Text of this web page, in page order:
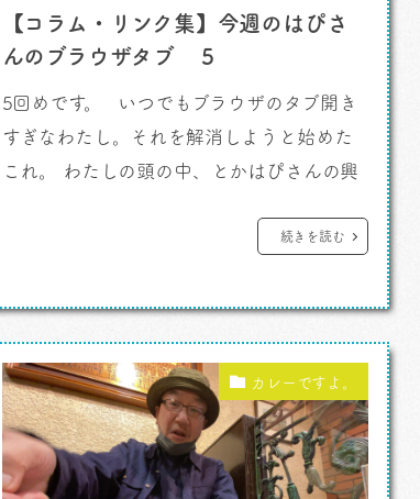
【コラム・リンク集】今週のはぴさ
んのブラウザタブ ５
5回めです。 いつでもブラウザのタブ開き
すぎなわたし。それを解消しようと始めた
これ。 わたしの頭の中、とかはぴさんの興
見えるかもと始めました。 モニターの中で
これによって浮かばれないタブたちが成仏
できて自分の頭の中を俯瞰したりできると
いう一石二鳥。 今週のってタイトルにある
けど、不定期な感じで10個たまっ […]
続きを読む
カレーですよ。